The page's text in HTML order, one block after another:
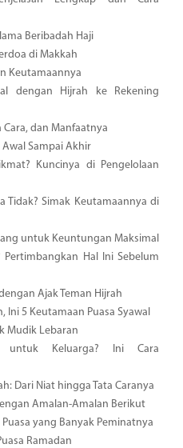
Beribadah Haji
di Makkah
Keutamaannya
dengan Hijrah ke Rekening
Cara, dan Manfaatnya
Awal Sampai Akhir
Kuncinya di Pengelolaan
Tidak? Simak Keutamaannya di
untuk Keuntungan Maksimal
Hal Ini Sebelum
Ajak Teman Hijrah
Ini 5 Keutamaan Puasa Syawal
Mudik Lebaran
untuk Keluarga? Ini Cara
Dari Niat hingga Tata Caranya
Amalan-Amalan Berikut
yang Banyak Peminatnya
Ramadan